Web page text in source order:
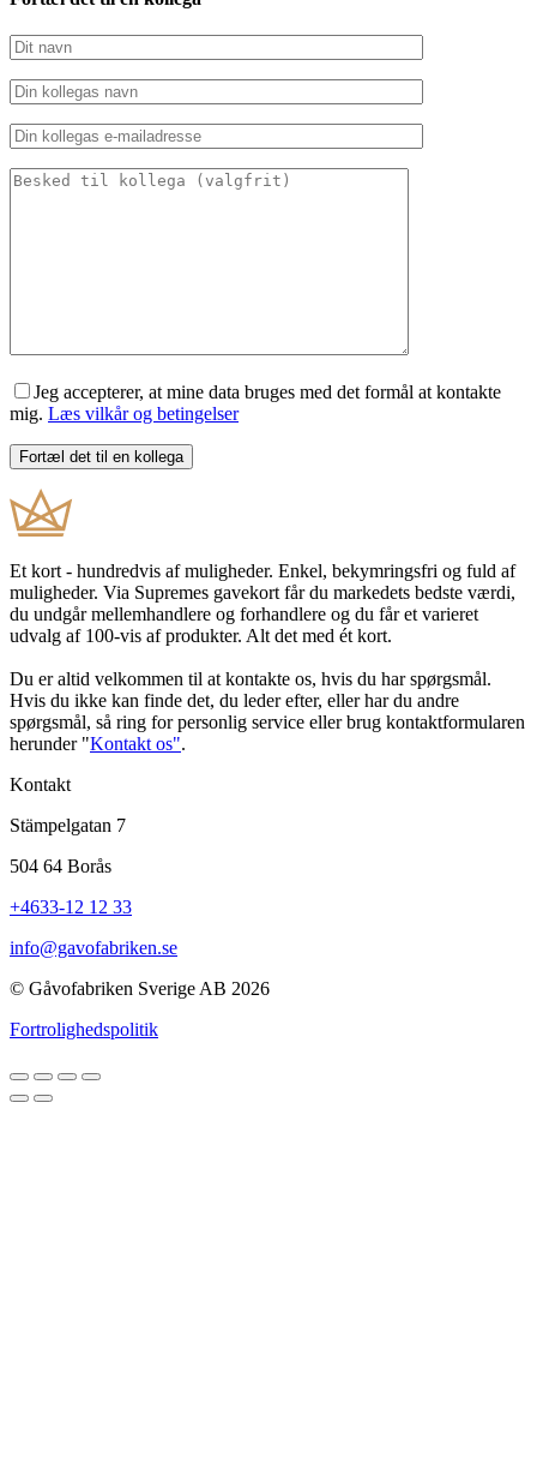
Jeg accepterer, at mine data bruges med det formål at kontakte
mig. Læs vilkår og betingelser
Et kort - hundredvis af muligheder. Enkel, bekymringsfri og fuld af
muligheder. Via Supremes gavekort får du markedets bedste værdi,
du undgår mellemhandlere og forhandlere og du får et varieret
udvalg af 100-vis af produkter. Alt det med ét kort.
Du er altid velkommen til at kontakte os, hvis du har spørgsmål.
Hvis du ikke kan finde det, du leder efter, eller har du andre
spørgsmål, så ring for personlig service eller brug kontaktformularen
herunder "Kontakt os".
Kontakt
Stämpelgatan 7
504 64 Borås
+4633-12 12 33
info@gavofabriken.se
© Gåvofabriken Sverige AB 2026
Fortrolighedspolitik